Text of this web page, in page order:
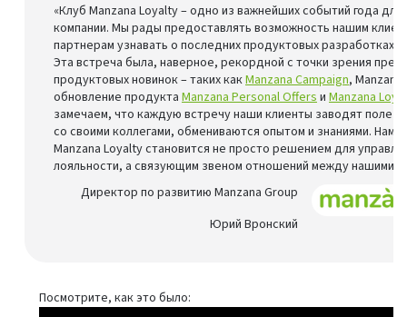
«Клуб Manzana Loyalty – одно из важнейших событий года
компании. Мы рады предоставлять возможность нашим
партнерам узнавать о последних продуктовых разработках
Эта встреча была, наверное, рекордной с точки зрения
продуктовых новинок – таких какManzana Campaign, Manzana
обновление продукта Manzana Personal Offers и Manzana
замечаем, что каждую встречу наши клиенты заводят
со своими коллегами, обмениваются опытом и знаниями. Нам
Manzana Loyalty становится не просто решением для
лояльности, а связующим звеном отношений между нашими
Директор по развитию Manzana Group
Юрий Вронский
Посмотрите, как это было: